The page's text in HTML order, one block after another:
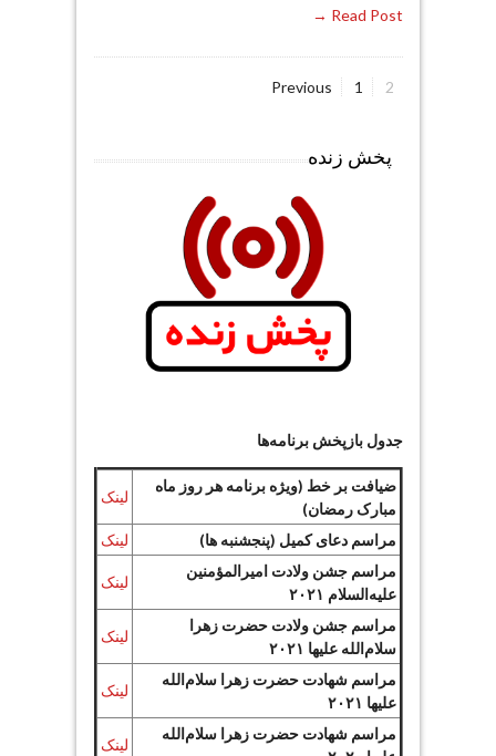
Read Post →
نوشته‌ها
PreviousPage 1Page 2
پخش زنده
جدول بازپخش برنامه‌ها
ضیافت بر خط (ویژه برنامه هر روز ماه
مبارک رمضان)
لینک
مراسم دعای کمیل (پنجشنبه ها)
لینک
مراسم جشن ولادت امیرالمؤمنین
علیه‌السلام ۲۰۲۱
لینک
مراسم جشن ولادت حضرت زهرا
سلام‌الله علیها ۲۰۲۱
لینک
مراسم شهادت حضرت زهرا سلام‌الله
علیها ۲۰۲۱
لینک
مراسم شهادت حضرت زهرا سلام‌الله
لینک